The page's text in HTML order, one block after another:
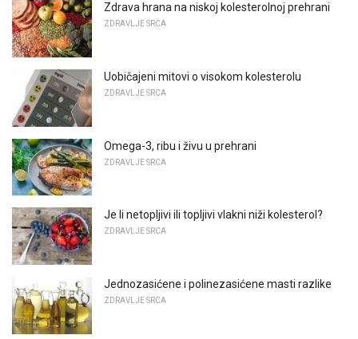
Zdrava hrana na niskoj kolesterolnoj prehrani
ZDRAVLJE SRCA
Uobičajeni mitovi o visokom kolesterolu
ZDRAVLJE SRCA
Omega-3, ribu i živu u prehrani
ZDRAVLJE SRCA
Je li netopljivi ili topljivi vlakni niži kolesterol?
ZDRAVLJE SRCA
Jednozasićene i polinezasićene masti razlike
ZDRAVLJE SRCA